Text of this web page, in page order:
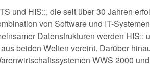
und HIS::, die seit über 30 Jahren
von Software und IT-
Datenstrukturen werden
beiden Welten vereint. Darüber
WWS 2000